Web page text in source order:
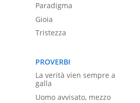
Paradigma
Gioia
Tristezza
PROVERBI
La verità vien sempre a
galla
Uomo avvisato, mezzo